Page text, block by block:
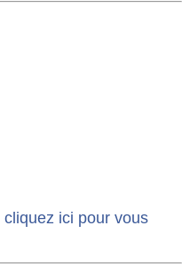
cliquez ici pour vous